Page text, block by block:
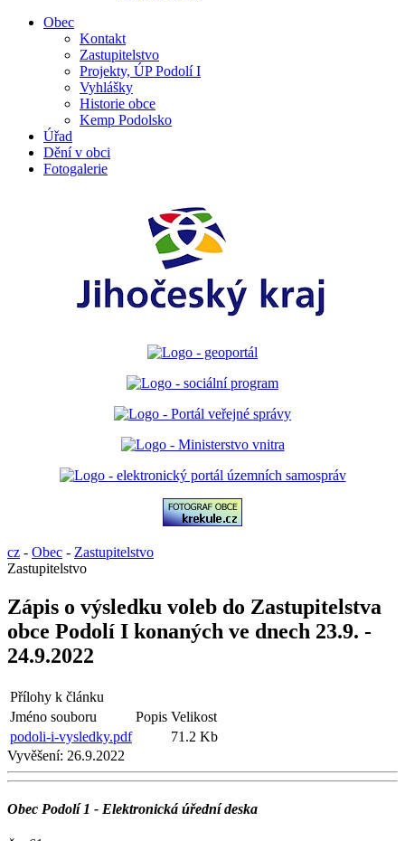
Obec
Kontakt
Zastupitelstvo
Projekty, ÚP Podolí I
Vyhlášky
Historie obce
Kemp Podolsko
Úřad
Dění v obci
Fotogalerie
cz - Obec - Zastupitelstvo
Zastupitelstvo
Zápis o výsledku voleb do Zastupitelstva
obce Podolí I konaných ve dnech 23.9. -
24.9.2022
Přílohy k článku
Jméno souboru
Popis Velikost
podoli-i-vysledky.pdf
71.2 Kb
Vyvěšení: 26.9.2022
Obec Podolí 1 - Elektronická úřední deska